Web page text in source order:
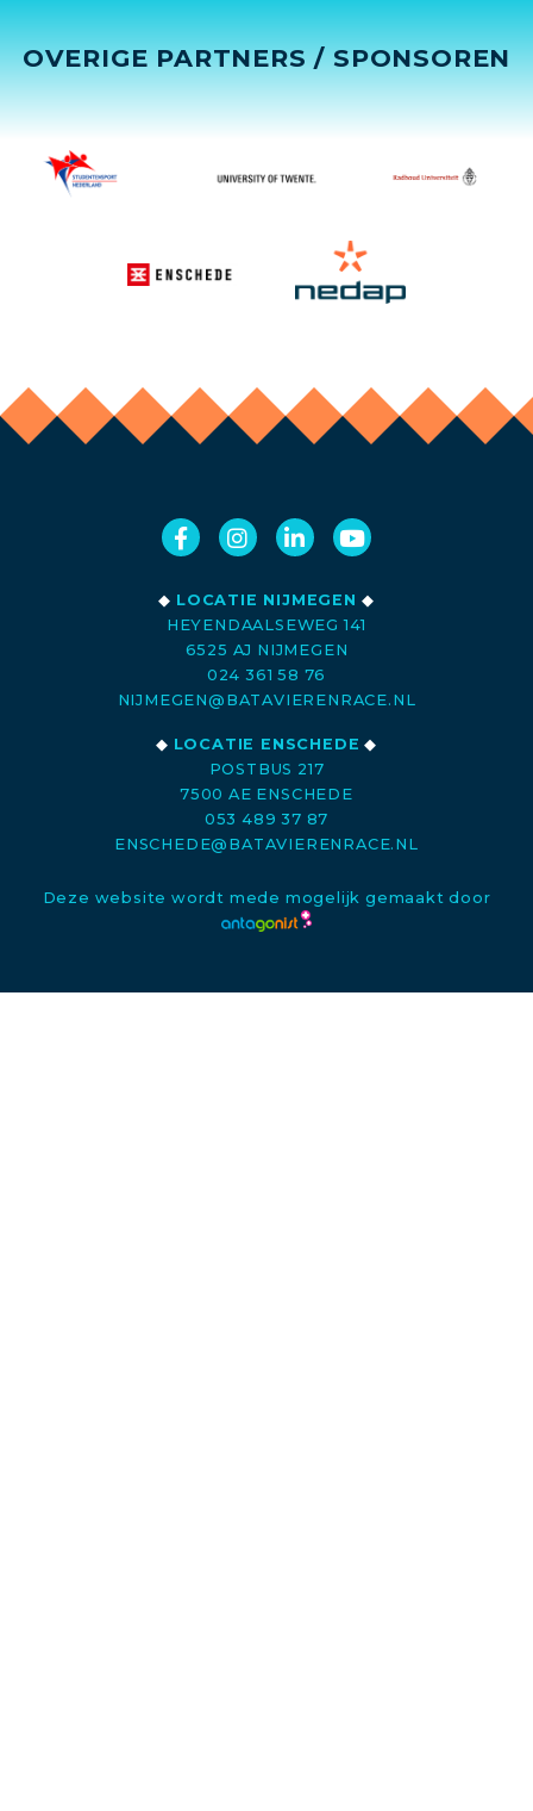
OVERIGE PARTNERS / SPONSOREN
◆ LOCATIE NIJMEGEN ◆
HEYENDAALSEWEG 141
6525 AJ NIJMEGEN
024 361 58 76
NIJMEGEN@BATAVIERENRACE.NL
◆ LOCATIE ENSCHEDE ◆
POSTBUS 217
7500 AE ENSCHEDE
053 489 37 87
ENSCHEDE@BATAVIERENRACE.NL
Deze website wordt mede mogelijk gemaakt door